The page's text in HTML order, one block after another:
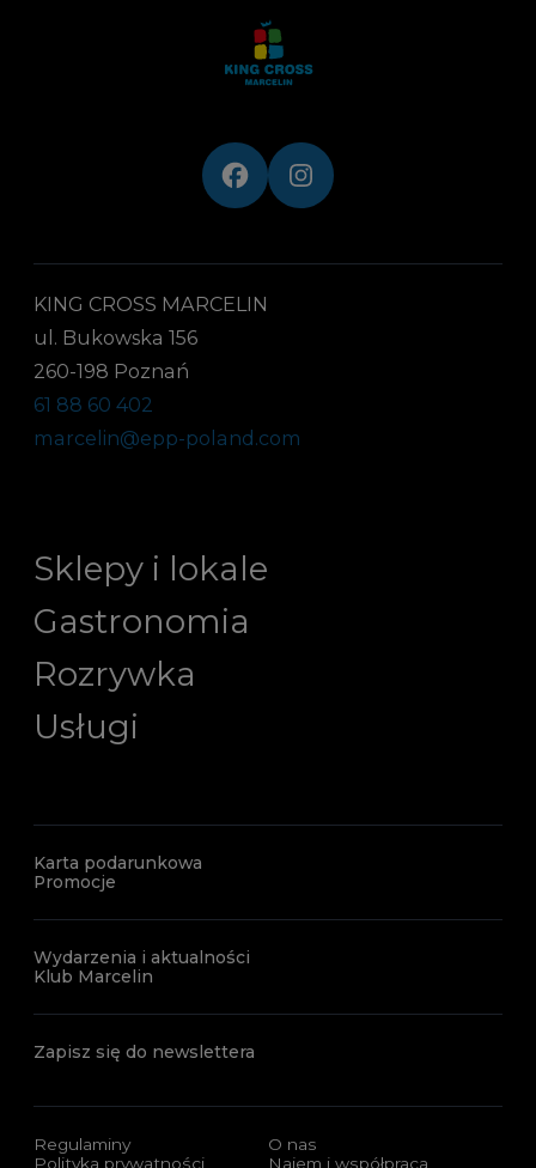
KING CROSS MARCELIN
ul. Bukowska 156
260-198 Poznań
61 88 60 402
marcelin@epp-poland.com
Sklepy i lokale
Gastronomia
Rozrywka
Usługi
Karta podarunkowa
Promocje
Wydarzenia i aktualności
Klub Marcelin
Zapisz się do newslettera
Regulaminy
Polityka prywatności
O nas
Najem i współpraca